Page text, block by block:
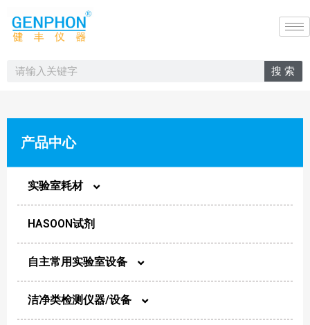
搜 索
产品中心
实验室耗材
圆片膜
针头滤器
HASOON试剂
自主常用实验室设备
实验室光谱类设备
洁净类检测仪器/设备